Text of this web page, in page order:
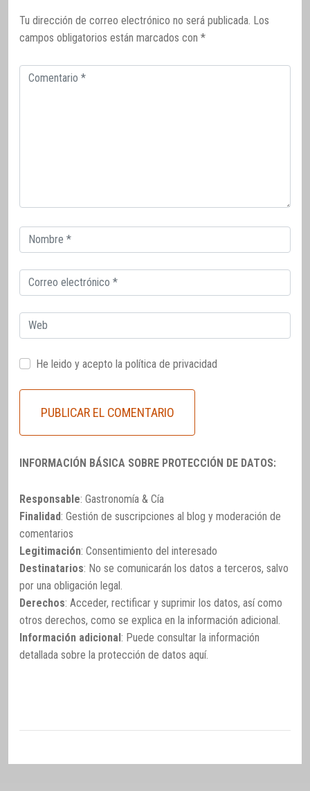
Tu dirección de correo electrónico no será publicada. Los
campos obligatorios están marcados con *
Comentario
Correo
electrónico
Correo
electrónico
Web
He leido y acepto la política de privacidad
INFORMACIÓN BÁSICA SOBRE PROTECCIÓN DE DATOS:
Responsable: Gastronomía & Cía
Finalidad: Gestión de suscripciones al blog y moderación de
comentarios
Legitimación: Consentimiento del interesado
Destinatarios: No se comunicarán los datos a terceros, salvo
por una obligación legal.
Derechos: Acceder, rectificar y suprimir los datos, así como
otros derechos, como se explica en la información adicional.
Información adicional : Puede consultar la información
detallada sobre la protección de datos aquí.